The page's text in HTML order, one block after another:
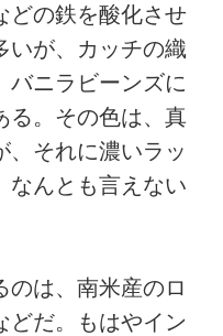
どの鉄を酸化させ
いが、カッチの織
バニラビーンズに
る。その色は、真
、それに濃いラッ
なんとも言えない
のは、南米産のロ
どだ。もはやイン